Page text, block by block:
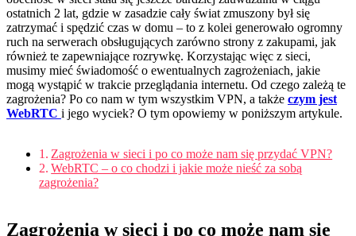
ostatnich 2 lat, gdzie w zasadzie cały świat zmuszony był się
zatrzymać i spędzić czas w domu – to z kolei generowało ogromny
ruch na serwerach obsługujących zarówno strony z zakupami, jak
również te zapewniające rozrywkę. Korzystając więc z sieci,
musimy mieć świadomość o ewentualnych zagrożeniach, jakie
mogą wystąpić w trakcie przeglądania internetu. Od czego zależą te
zagrożenia? Po co nam w tym wszystkim VPN, a także czym jest
WebRTC i jego wyciek? O tym opowiemy w poniższym artykule.
Zagrożenia w sieci i po co może nam się przydać VPN?
WebRTC – o co chodzi i jakie może nieść za sobą
zagrożenia?
Zagrożenia w sieci i po co może nam się